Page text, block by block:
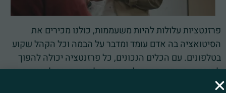
פרזנטציות עלולות להיות משעממות, כולנו מכירים את
הסיטואציה בה אדם עומד ומדבר על הבמה וכל הקהל שקוע
בטלפונים. עם הכלים הנכונים, כל פרזנטציה יכולה להפוך
לסוחפת, משכנעת ואפילו מרגשת, לכזו שקשה להוריד ממנה
את העיניים, לכזו שקשה להפסיק לדבר עליה אחרי שהיא